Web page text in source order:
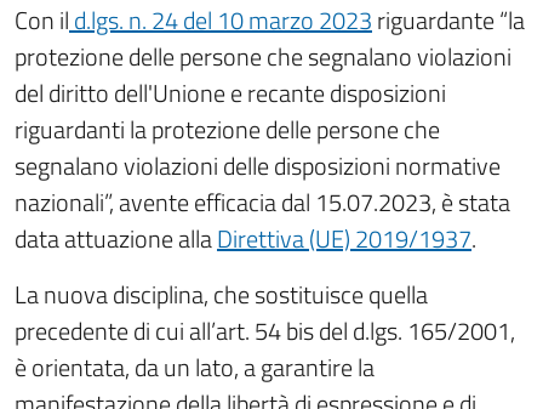
Con ild.lgs. n. 24 del 10 marzo 2023riguardante “la
protezione delle persone che segnalano violazioni
del diritto dell'Unione e recante disposizioni
riguardanti la protezione delle persone che
segnalano violazioni delle disposizioni normative
nazionali”, avente efficacia dal 15.07.2023, è stata
data attuazione allaDirettiva (UE) 2019/1937.
La nuova disciplina, che sostituisce quella
precedente di cui all’art. 54 bis del d.lgs. 165/2001,
è orientata, da un lato, a garantire la